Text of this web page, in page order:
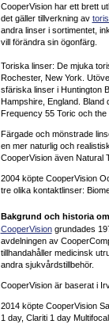
CooperVision har ett brett
det gäller tillverkning av
andra linser i sortimentet,
vill förändra sin ögonfärg.
Toriska linser: De mjuka
Rochester, New York.
sfäriska linser i Huntington
Hampshire, England.
Frequency 55 Toric och the
Färgade och mönstrade
en mer naturlig och
CooperVision även Natural
2004 köpte CooperVision
tre olika kontaktlinser:
Bakgrund och historia
CooperVisiongrundades
avdelningen av
tillhandahåller medicinsk
andra sjukvårdstillbehör.
CooperVision är baserat i
2014 köpte CooperVision
1 day, Clariti 1 day